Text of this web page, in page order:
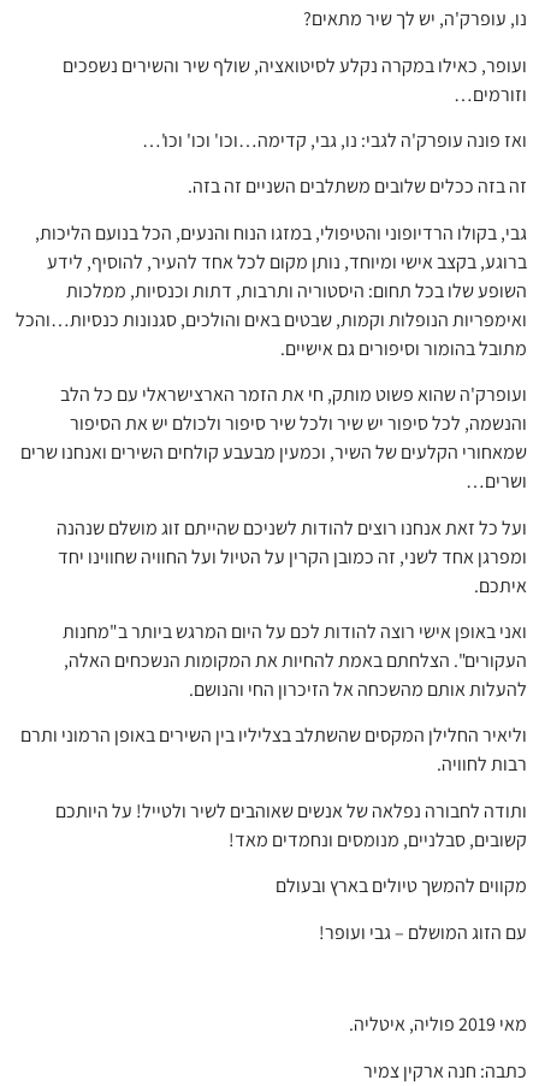
נו, עופרק'ה, יש לך שיר מתאים?
ועופר, כאילו במקרה נקלע לסיטואציה, שולף שיר והשירים נשפכים
וזורמים…
ואז פונה עופרק'ה לגבי: נו, גבי, קדימה…וכו' וכו' וכו'…
זה בזה ככלים שלובים משתלבים השניים זה בזה.
גבי, בקולו הרדיופוני והטיפולי, במזגו הנוח והנעים, הכל בנועם הליכות,
ברוגע, בקצב אישי ומיוחד, נותן מקום לכל אחד להעיר, להוסיף, לידע
השופע שלו בכל תחום: היסטוריה ותרבות, דתות וכנסיות, ממלכות
ואימפריות הנופלות וקמות, שבטים באים והולכים, סגנונות כנסיות…והכל
מתובל בהומור וסיפורים גם אישיים.
ועופרק'ה שהוא פשוט מותק, חי את הזמר הארצישראלי עם כל הלב
והנשמה, לכל סיפור יש שיר ולכל שיר סיפור ולכולם יש את הסיפור
שמאחורי הקלעים של השיר, וכמעין מבעבע קולחים השירים ואנחנו שרים
ושרים…
ועל כל זאת אנחנו רוצים להודות לשניכם שהייתם זוג מושלם שנהנה
ומפרגן אחד לשני, זה כמובן הקרין על הטיול ועל החוויה שחווינו יחד
איתכם.
ואני באופן אישי רוצה להודות לכם על היום המרגש ביותר ב"מחנות
העקורים". הצלחתם באמת להחיות את המקומות הנשכחים האלה,
להעלות אותם מהשכחה אל הזיכרון החי והנושם.
וליאיר החלילן המקסים שהשתלב בצליליו בין השירים באופן הרמוני ותרם
רבות לחוויה.
ותודה לחבורה נפלאה של אנשים שאוהבים לשיר ולטייל! על היותכם
קשובים, סבלניים, מנומסים ונחמדים מאד!
מקווים להמשך טיולים בארץ ובעולם
עם הזוג המושלם – גבי ועופר!
מאי 2019 פוליה, איטליה.
כתבה: חנה ארקין צמיר